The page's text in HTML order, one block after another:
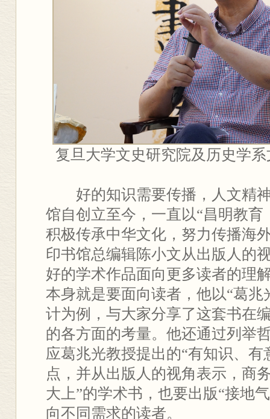
复旦大学文史研究院及历史学
好的知识需要传播，人文精
馆自创立至今，一直以“昌明教育
积极传承中华文化，努力传播海
印书馆总编辑陈小文从出版人的
好的学术作品面向更多读者的理
本身就是要面向读者，他以“葛兆
计为例，与大家分享了这套书在
的各方面的考量。他还通过列举
应葛兆光教授提出的“有知识、有
点，并从出版人的视角表示，商
大上”的学术书，也要出版“接地
向不同需求的读者。